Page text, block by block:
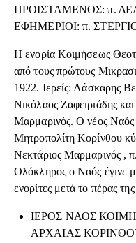
ΠΡΟΙΣΤΑΜΕΝΟΣ: π.
ΕΦΗΜΕΡΙΟΙ: π.
Η ενορία Κοιμήσεως
από τους πρώτους
1922. Ιερείς: Λάσκαρης
Νικόλαος Ζαφειριάδης
Μαρμαρινός. Ο νέος Ναός
Μητροπολίτη Κορίνθου
Νεκτάριος Μαρμαρινός ,
Ολόκληρος ο Ναός έγινε
ενορίτες μετά το πέρας
ΙΕΡΟΣ ΝΑΟΣ
ΑΡΧΑΙΑΣ